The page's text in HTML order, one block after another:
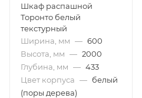
Шкаф распашной
Торонто белый
текстурный
Ширина, мм — 600
Высота, мм — 2000
Глубина, мм — 433
Цвет корпуса — белый
(поры дерева)